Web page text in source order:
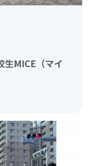
MICE（マイ